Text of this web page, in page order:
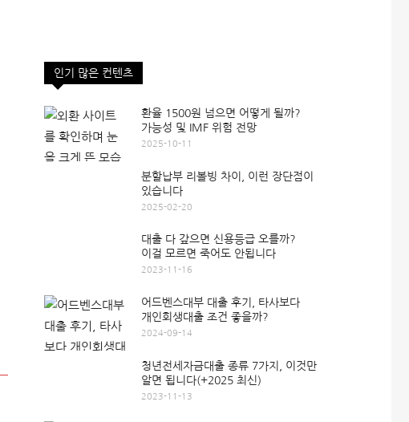
인기 많은 컨텐츠
환율 1500원 넘으면 어떻게 될까?
가능성 및 IMF 위험 전망
2025-10-11
분할납부 리볼빙 차이, 이런 장단점이
있습니다
2025-02-20
대출 다 갚으면 신용등급 오를까?
이걸 모르면 죽어도 안됩니다
2023-11-16
어드벤스대부 대출 후기, 타사보다
개인회생대출 조건 좋을까?
2024-09-14
청년전세자금대출 종류 7가지, 이것만
알면 됩니다(+2025 최신)
2023-11-13